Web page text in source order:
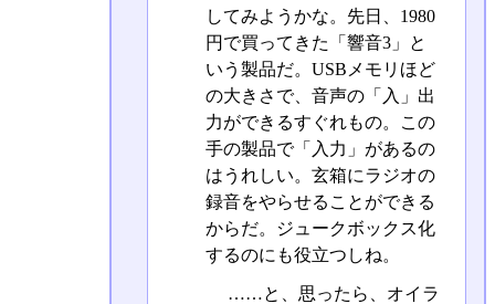
してみようかな。先日、1980
円で買ってきた「響音3」と
いう製品だ。USBメモリほど
の大きさで、音声の「入」出
力ができるすぐれもの。この
手の製品で「入力」があるの
はうれしい。玄箱にラジオの
録音をやらせることができる
からだ。ジュークボックス化
するのにも役立つしね。
……と、思ったら、オイラ